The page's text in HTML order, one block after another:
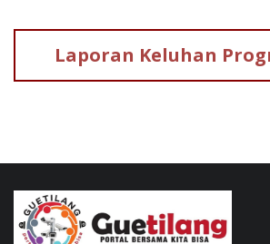
Laporan Keluhan